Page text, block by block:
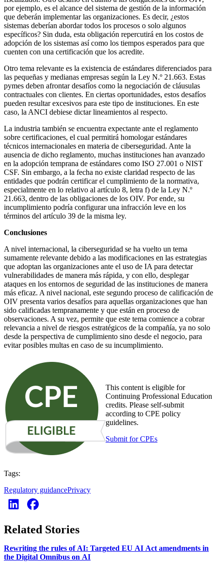
por ejemplo, es el alcance del sistema de gestión de la información
que deberán implementar las organizaciones. Es decir, ¿estos
sistemas deberían abordar todos los procesos o solo algunos
específicos? Sin duda, esta obligación repercutirá en los costos de
adopción de los sistemas así como los tiempos esperados para que
cuenten con una certificación que los acredite.
Otro tema relevante es la existencia de estándares diferenciados para
las pequeñas y medianas empresas según la Ley N.º 21.663. Estas
pymes deben afrontar desafíos como la negociación de cláusulas
contractuales con clientes. En ciertas oportunidades, estos desafíos
pueden resultar excesivos para este tipo de instituciones. En este
caso, la ANCI debiese dictar lineamientos al respecto.
La industria también se encuentra expectante ante el reglamento
sobre certificaciones, el cual permitirá homologar estándares
técnicos internacionales en materia de ciberseguridad. Ante la
ausencia de dicho reglamento, muchas instituciones han avanzado
en la adopción temprana de estándares como ISO 27.001 o NIST
CSF. Sin embargo, a la fecha no existe claridad respecto de las
entidades que podrán certificar el cumplimiento de la normativa,
especialmente en lo relativo al artículo 8, letra f) de la Ley N.º
21.663, dentro de las obligaciones de los OIV. Por ende, su
incumplimiento podría configurar una infracción leve en los
términos del artículo 39 de la misma ley.
Conclusiones
A nivel internacional, la ciberseguridad se ha vuelto un tema
sumamente relevante debido a las modificaciones en las estrategias
que adoptan las organizaciones ante el uso de IA para detectar
vulnerabilidades de manera más rápida, y con ello, desplegar
ataques en los entornos de seguridad de las instituciones de manera
más eficaz. A nivel nacional, este segundo proceso de calificación de
OIV presenta varios desafíos para aquellas organizaciones que han
sido calificadas tempranamente y que están en proceso de
observaciones. A su vez, permite que este tema comience a cobrar
relevancia a nivel de riesgos estratégicos de la compañía, ya no solo
desde la perspectiva de cumplimiento sino desde el negocio, para
evitar posibles multas en caso de su incumplimiento.
This content is eligible for
Continuing Professional Education
credits. Please self-submit
according to CPE policy
guidelines.
Submit for CPEs
Tags:
Regulatory guidancePrivacy
Related Stories
Rewriting the rules of AI: Targeted EU AI Act amendments in
the Digital Omnibus on AI